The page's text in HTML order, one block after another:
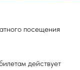
посещения
действует